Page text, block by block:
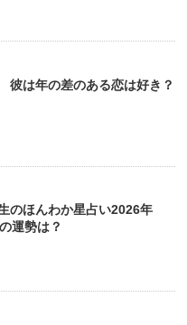
は年の差のある恋は好き？
のほんわか星占い2026年
運勢は？